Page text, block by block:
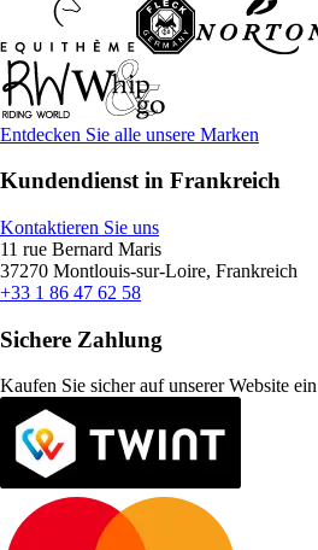
Entdecken Sie alle unsere Marken
Kundendienst in Frankreich
Kontaktieren Sie uns
11 rue Bernard Maris
37270 Montlouis-sur-Loire, Frankreich
+33 1 86 47 62 58
Sichere Zahlung
Kaufen Sie sicher auf unserer Website ein